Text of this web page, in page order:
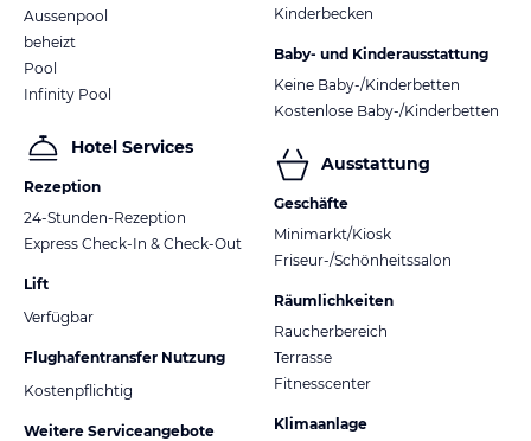
Aussenpool
beheizt
Pool
Infinity Pool
Hotel Services
Rezeption
24-Stunden-Rezeption
Express Check-In & Check-Out
Lift
Verfügbar
Flughafentransfer Nutzung
Kostenpflichtig
Weitere Serviceangebote
Kinderbecken
Baby- und Kinderausstattung
Keine Baby-/Kinderbetten
Kostenlose Baby-/Kinderbetten
Ausstattung
Geschäfte
Minimarkt/Kiosk
Friseur-/Schönheitssalon
Räumlichkeiten
Raucherbereich
Terrasse
Fitnesscenter
Klimaanlage